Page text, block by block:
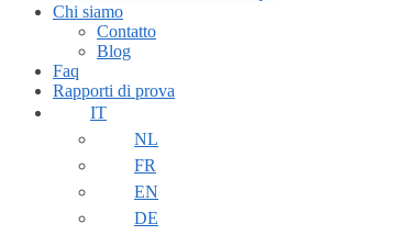
Chi siamo
Contatto
Blog
Faq
Rapporti di prova
IT
NL
FR
EN
DE